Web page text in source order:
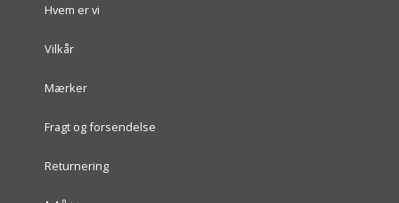
Hvem er vi
Vilkår
Mærker
Fragt og forsendelse
Returnering